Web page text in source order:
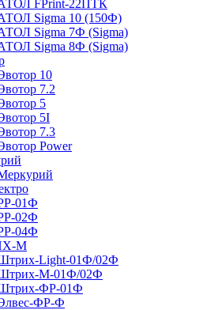
FPrint-22ПТК
Sigma 10 (150Ф)
Sigma 7Ф (Sigma)
Sigma 8Ф (Sigma)
10
7.2
5
5I
7.3
Power
01Ф
02Ф
04Ф
М
Light-01Ф/02Ф
М-01Ф/02Ф
ФР-01Ф
ФР-Ф